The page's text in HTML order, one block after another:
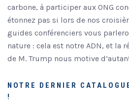
carbone, à participer aux ONG
étonnez pas si lors de nos
guides conférenciers vous
nature : cela est notre ADN, et la
de M. Trump nous motive
NOTRE DERNIER
!